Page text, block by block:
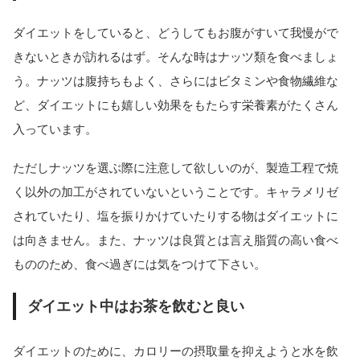
ダイエットをしていると、どうしてもお腹がすいて我慢がで
きないときが訪れるはず。そんな時はナッツ類を食べましょ
う。ナッツは腹持ちもよく、さらにはビタミンや食物繊維な
ど、ダイエットにも嬉しい効果をもたらす栄養素がたくさん
入っています。
ただしナッツを選ぶ際に注意して欲しいのが、製造工程で焼
く以外の加工がされていないということです。キャラメリゼ
されていたり、塩を振りかけていたりする物はダイエットに
は向きません。また、ナッツは良質とは言え脂質の高い食べ
もののため、食べ過ぎには気をつけて下さい。
ダイエット中はお茶を飲むと良い
ダイエットのために、カロリーの摂取量を抑えようと水を飲